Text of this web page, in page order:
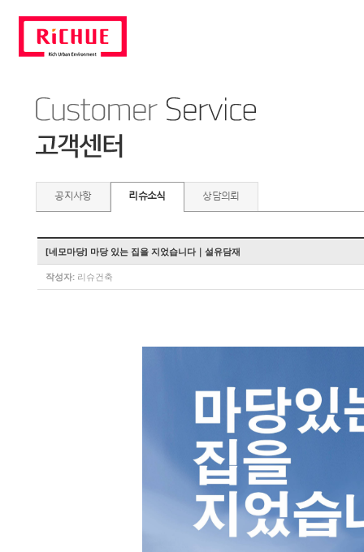
공지사항 리슈소식 상담의뢰
[네모마당] 마당 있는 집을 지었습니다｜설유담재
작성자: 리슈건축